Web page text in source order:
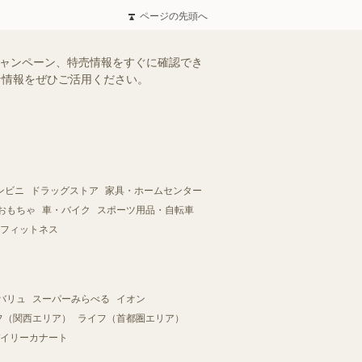
ページの先頭へ
ンペーン、特売情報をすぐに確認でき
報をぜひご活用ください。
ビニ ドラッグストア
家具・ホームセンター
もちゃ
車・バイク
スポーツ用品・自転車
ィットネス
リュ スーパーみらべる
イオン
関西エリア）
ライフ（首都圏エリア）
リーカナート